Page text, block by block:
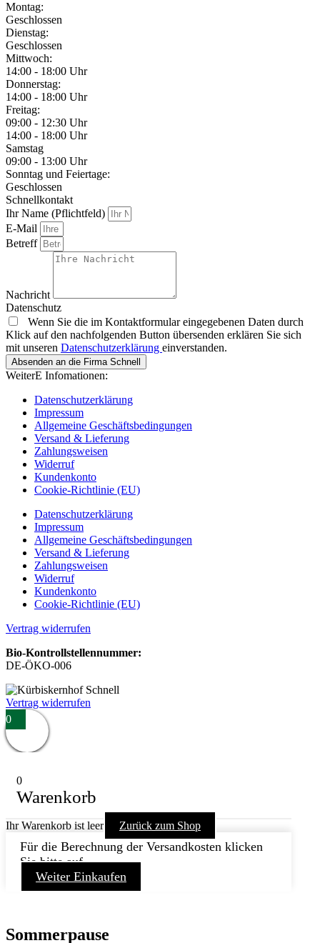
Montag:
Geschlossen
Dienstag:
Geschlossen
Mittwoch:
14:00 - 18:00 Uhr
Donnerstag:
14:00 - 18:00 Uhr
Freitag:
09:00 - 12:30 Uhr
14:00 - 18:00 Uhr
Samstag
09:00 - 13:00 Uhr
Sonntag und Feiertage:
Geschlossen
Schnellkontakt
Ihr Name (Pflichtfeld)
E-Mail
Betreff
Nachricht
Datenschutz
Wenn Sie die im Kontaktformular eingegebenen Daten durch
Klick auf den nachfolgenden Button übersenden erklären Sie sich
mit unseren Datenschutzerklärung einverstanden.
Absenden an die Firma Schnell
WeiterE Infomationen:
Datenschutzerklärung
Impressum
Allgemeine Geschäftsbedingungen
Versand & Lieferung
Zahlungsweisen
Widerruf
Kundenkonto
Cookie-Richtlinie (EU)
Datenschutzerklärung
Impressum
Allgemeine Geschäftsbedingungen
Versand & Lieferung
Zahlungsweisen
Widerruf
Kundenkonto
Cookie-Richtlinie (EU)
Vertrag widerrufen
Bio-Kontrollstellennummer:
DE-ÖKO-006
Vertrag widerrufen
0
0
Warenkorb
Ihr Warenkorb ist leer Zurück zum Shop
Für die Berechnung der Versandkosten klicken
Sie bitte auf
Weiter Einkaufen
Sommerpause